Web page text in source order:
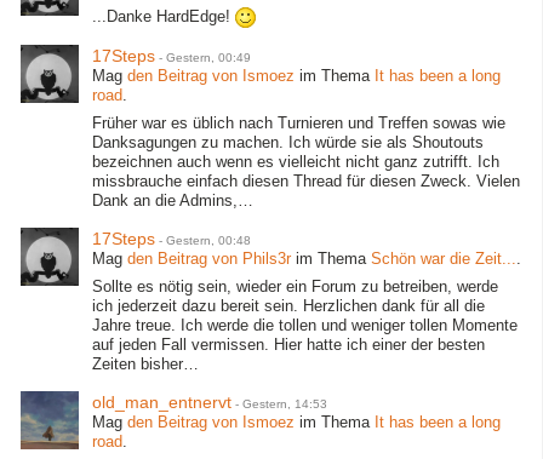
...Danke HardEdge!
17Steps - Gestern, 00:49
Mag den Beitrag von Ismoez im Thema It has been a long
road.
Früher war es üblich nach Turnieren und Treffen sowas wie
Danksagungen zu machen. Ich würde sie als Shoutouts
bezeichnen auch wenn es vielleicht nicht ganz zutrifft. Ich
missbrauche einfach diesen Thread für diesen Zweck. Vielen
Dank an die Admins,…
17Steps - Gestern, 00:48
Mag den Beitrag von Phils3r im Thema Schön war die Zeit....
Sollte es nötig sein, wieder ein Forum zu betreiben, werde
ich jederzeit dazu bereit sein. Herzlichen dank für all die
Jahre treue. Ich werde die tollen und weniger tollen Momente
auf jeden Fall vermissen. Hier hatte ich einer der besten
Zeiten bisher…
old_man_entnervt - Gestern, 14:53
Mag den Beitrag von Ismoez im Thema It has been a long
road.